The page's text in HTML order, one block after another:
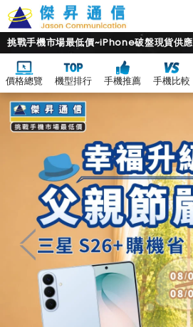
挑戰手機市場最低價~iPhone破盤現貨供應
價格總覽 機型排行 手機推薦 手機比較